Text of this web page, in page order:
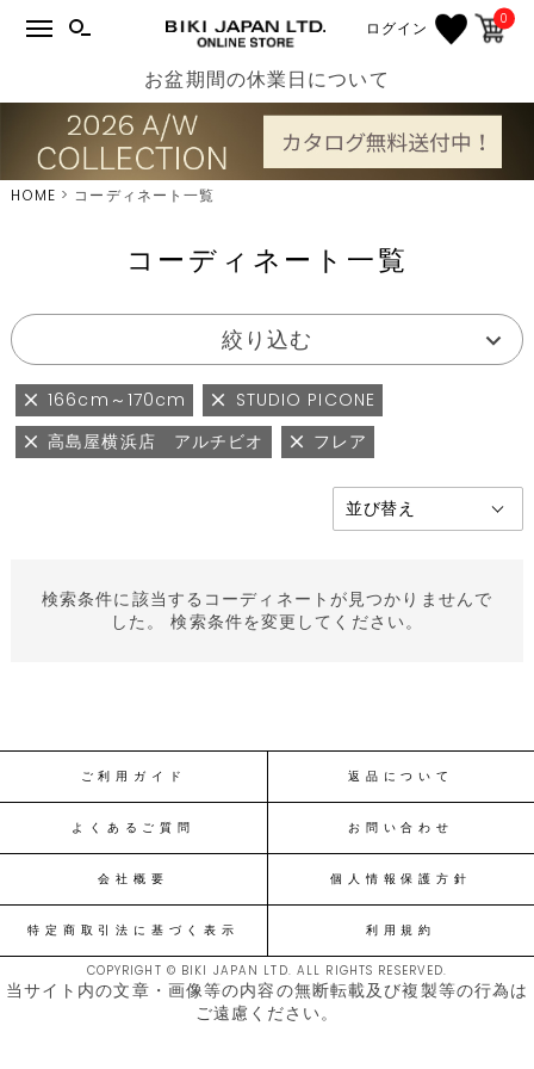
ログイン 0
お盆期間の休業日について
HOME コーディネート一覧
コーディネート一覧
絞り込む
166cm～170cm
STUDIO PICONE
高島屋横浜店 アルチビオ
フレア
検索条件に該当するコーディネートが見つかりませんで
した。 検索条件を変更してください。
ご利用ガイド 返品について
よくあるご質問 お問い合わせ
会社概要 個人情報保護方針
特定商取引法に基づく表示 利用規約
COPYRIGHT © BIKI JAPAN LTD. ALL RIGHTS RESERVED.
当サイト内の文章・画像等の内容の無断転載及び複製等の行為は
ご遠慮ください。